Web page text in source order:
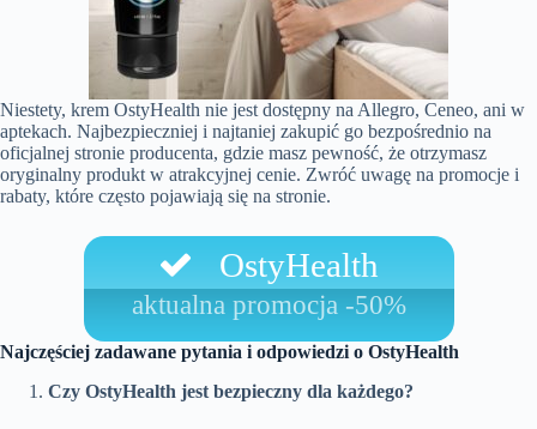
Niestety, krem OstyHealth nie jest dostępny na Allegro, Ceneo, ani w
aptekach. Najbezpieczniej i najtaniej zakupić go bezpośrednio na
oficjalnej stronie producenta, gdzie masz pewność, że otrzymasz
oryginalny produkt w atrakcyjnej cenie. Zwróć uwagę na promocje i
rabaty, które często pojawiają się na stronie.
OstyHealth
aktualna promocja -50%
Najczęściej zadawane pytania i odpowiedzi o OstyHealth
Czy OstyHealth jest bezpieczny dla każdego?